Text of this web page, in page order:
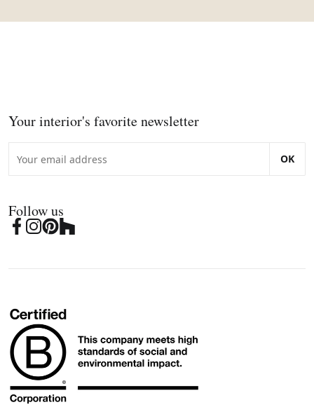
Your interior's favorite newsletter
OK
Follow us